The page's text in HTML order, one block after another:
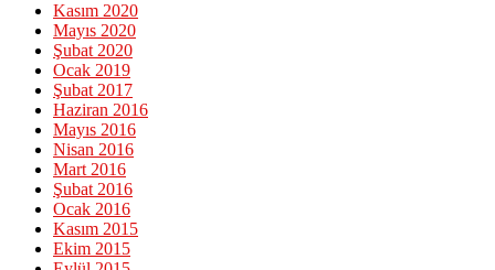
Kasım 2020
Mayıs 2020
Şubat 2020
Ocak 2019
Şubat 2017
Haziran 2016
Mayıs 2016
Nisan 2016
Mart 2016
Şubat 2016
Ocak 2016
Kasım 2015
Ekim 2015